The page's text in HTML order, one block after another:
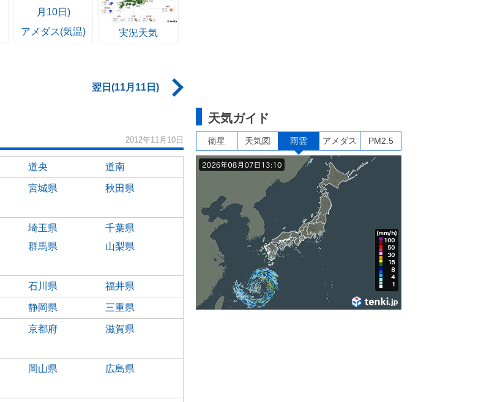
アメダス(気温) 実況天気
翌日(11月11日)
2012年11月10日
道央 道南
宮城県
秋田県
埼玉県
千葉県
群馬県
山梨県
石川県 福井県
静岡県 三重県
京都府
滋賀県
岡山県
広島県
天気ガイド
衛星 天気図 雨雲 アメダス PM2.5